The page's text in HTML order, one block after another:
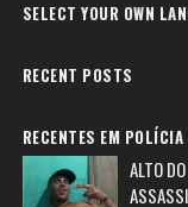
SELECT YOUR OWN
RECENT POSTS
RECENTES EM POLÍCIA
ALTO